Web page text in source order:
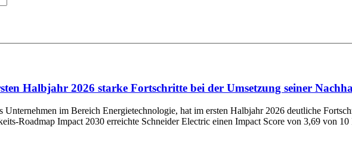
Halbjahr 2026 starke Fortschritte bei der Umsetzung seiner
im Bereich Energietechnologie, hat im ersten Halbjahr 2026 deutliche
Roadmap Impact 2030 erreichte Schneider Electric einen Impact Score von 3,69 von